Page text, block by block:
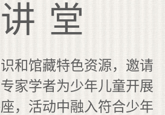
堂
和馆藏特色资源，邀请
家学者为少年儿童开展
，活动中融入符合少年